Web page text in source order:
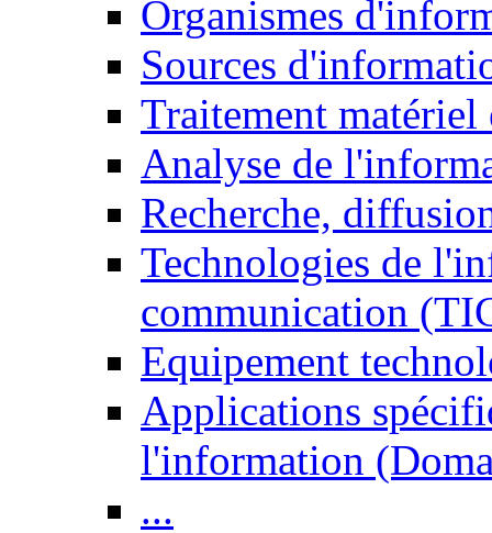
Organismes
Sources
Traitement matériel
Analyse de
Recherche,
Technologies de
communication
Equipement
Applications
l'information
...